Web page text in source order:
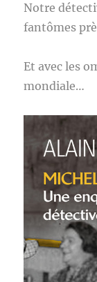
Notre
fantômes
Et avec les
mondiale…